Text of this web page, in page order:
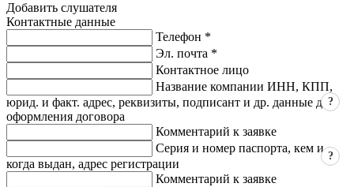
Добавить слушателя
Контактные данные
Телефон *
Эл. почта *
Контактное лицо
Название компании ИНН, КПП,
юрид. и факт. адрес, реквизиты, подписант и др. данные для
оформления договора
?
Комментарий к заявке
Серия и номер паспорта, кем и
когда выдан, адрес регистрации
?
Комментарий к заявке